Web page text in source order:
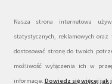
Nasza strona internetowa
statystycznych, reklamowych
dostosować stronę do twoich
możliwość wyłączenia ich w
informacje. Dowiedz się więcej jak